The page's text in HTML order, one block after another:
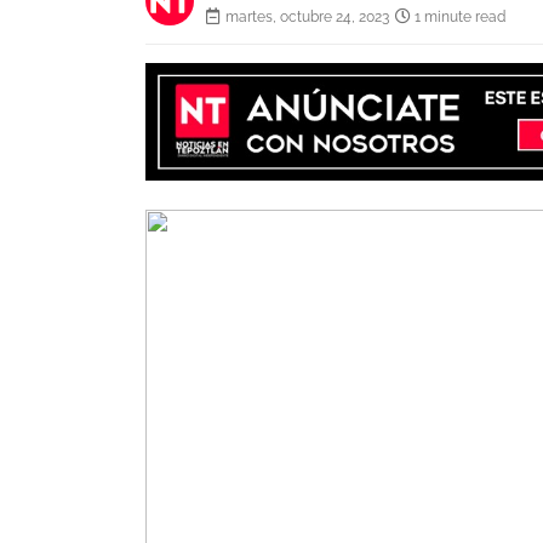
martes, octubre 24, 2023 1 minute read